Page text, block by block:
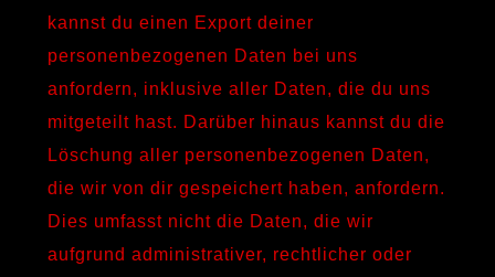
kannst du einen Export deiner
personenbezogenen Daten bei uns
anfordern, inklusive aller Daten, die du uns
mitgeteilt hast. Darüber hinaus kannst du die
Löschung aller personenbezogenen Daten,
die wir von dir gespeichert haben, anfordern.
Dies umfasst nicht die Daten, die wir
aufgrund administrativer, rechtlicher oder